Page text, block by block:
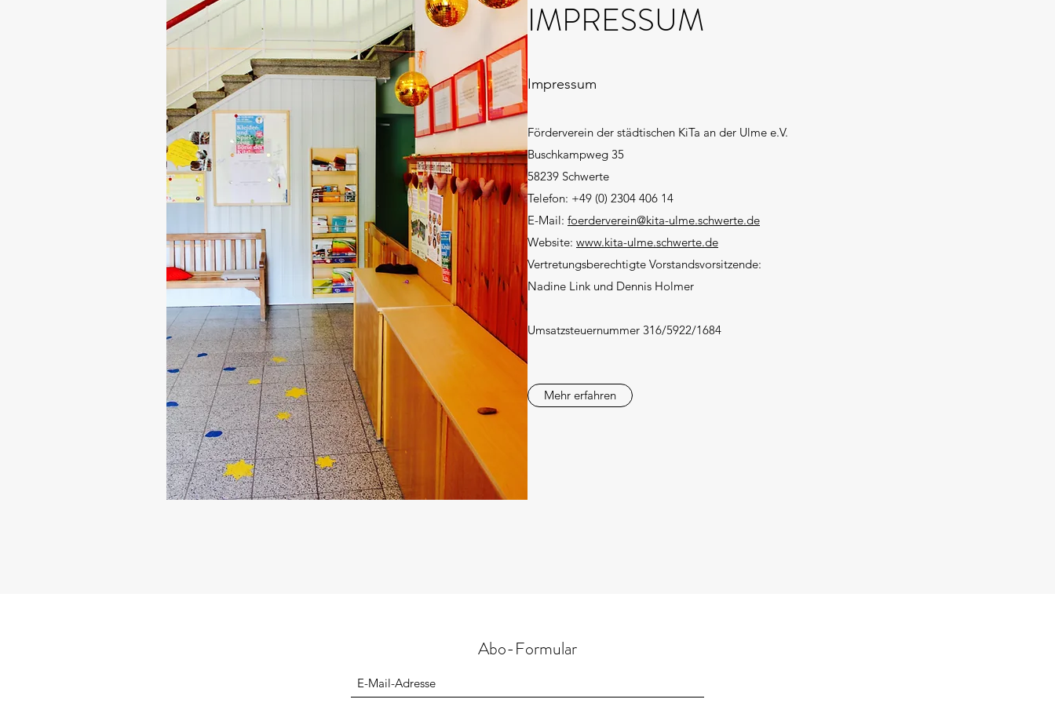
IMPRESSUM
Impressum
Förderverein der städtischen KiTa an der Ulme e.V.
Buschkampweg 35
58239 Schwerte
Telefon: +49 (0) 2304 406 14
E-Mail: foerderverein@kita-ulme.schwerte.de
Website: www.kita-ulme.schwerte.de
Vertretungsberechtigte Vorstandsvorsitzende:
Nadine Link und Dennis Holmer
Umsatzsteuernummer 316/5922/1684
Mehr erfahren
Abo-Formular